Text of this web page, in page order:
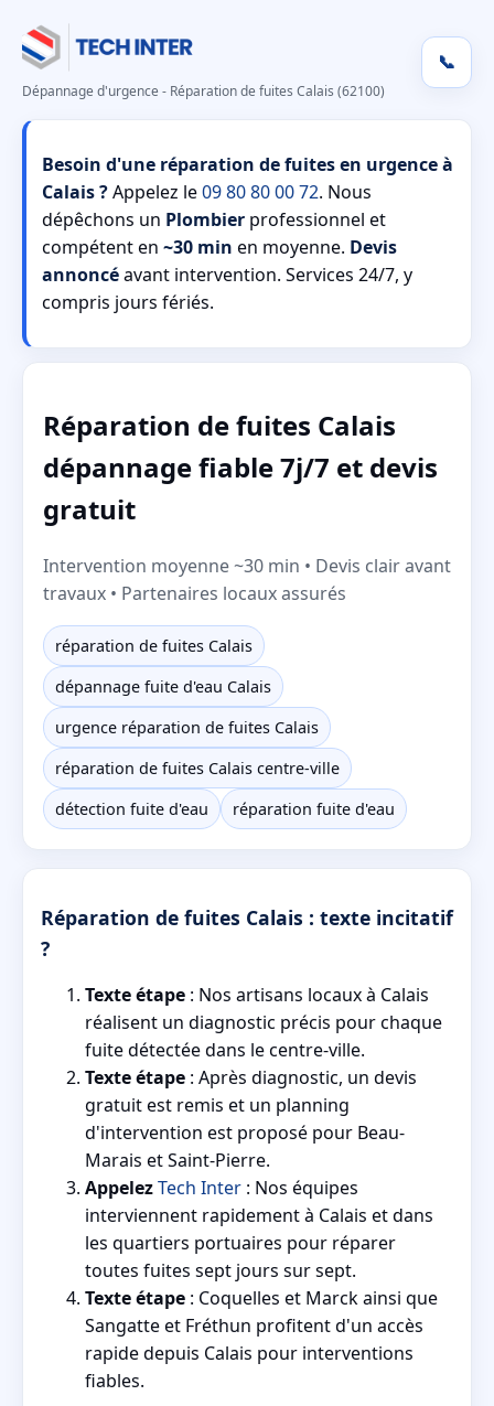
Dépannage d'urgence - Réparation de fuites Calais (62100)
📞
Besoin d'une réparation de fuites en urgence à
Calais ?Appelez le09 80 80 00 72. Nous
dépêchons un Plombier professionnel et
compétent en ~30 min en moyenne. Devis
annoncéavant intervention. Services 24/7, y
compris jours fériés.
Réparation de fuites Calais
dépannage fiable 7j/7 et devis
gratuit
Intervention moyenne ~30 min • Devis clair avant
travaux • Partenaires locaux assurés
réparation de fuites Calais
dépannage fuite d'eau Calais
urgence réparation de fuites Calais
réparation de fuites Calais centre-ville
détection fuite d'eau
réparation fuite d'eau
Réparation de fuites Calais : texte incitatif
?
Texte étape : Nos artisans locaux à Calais
réalisent un diagnostic précis pour chaque
fuite détectée dans le centre-ville.
Texte étape : Après diagnostic, un devis
gratuit est remis et un planning
d'intervention est proposé pour Beau-
Marais et Saint-Pierre.
AppelezTech Inter : Nos équipes
interviennent rapidement à Calais et dans
les quartiers portuaires pour réparer
toutes fuites sept jours sur sept.
Texte étape : Coquelles et Marck ainsi que
Sangatte et Fréthun profitent d'un accès
rapide depuis Calais pour interventions
fiables.